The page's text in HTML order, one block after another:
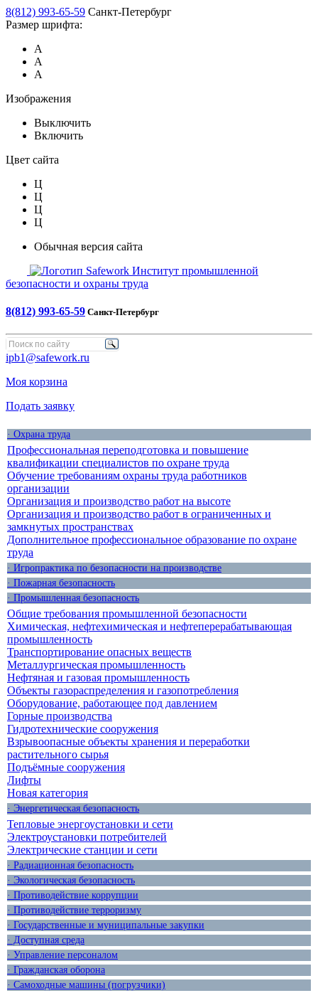
8(812) 993-65-59 Санкт-Петербург
Размер шрифта:
А
А
А
Изображения
Выключить
Включить
Цвет сайта
Ц
Ц
Ц
Ц
Обычная версия сайта
Safework Институт промышленной
безопасности и охраны труда
8(812) 993-65-59 Санкт-Петербург
ipb1@safework.ru
Моя корзина
Подать заявку
· Охрана труда
Профессиональная переподготовка и повышение
квалификации специалистов по охране труда
Обучение требованиям охраны труда работников
организации
Организация и производство работ на высоте
Организация и производство работ в ограниченных и
замкнутых пространствах
Дополнительное профессиональное образование по охране
труда
· Игропрактика по безопасности на производстве
· Пожарная безопасность
· Промышленная безопасность
Общие требования промышленной безопасности
Химическая, нефтехимическая и нефтеперерабатывающая
промышленность
Транспортирование опасных веществ
Металлургическая промышленность
Нефтяная и газовая промышленность
Объекты газораспределения и газопотребления
Оборудование, работающее под давлением
Горные производства
Гидротехнические сооружения
Взрывоопасные объекты хранения и переработки
растительного сырья
Подъёмные сооружения
Лифты
Новая категория
· Энергетическая безопасность
Тепловые энергоустановки и сети
Электроустановки потребителей
Электрические станции и сети
· Радиационная безопасность
· Экологическая безопасность
· Противодействие коррупции
· Противодействие терроризму
· Государственные и муниципальные закупки
· Доступная среда
· Управление персоналом
· Гражданская оборона
· Самоходные машины (погрузчики)